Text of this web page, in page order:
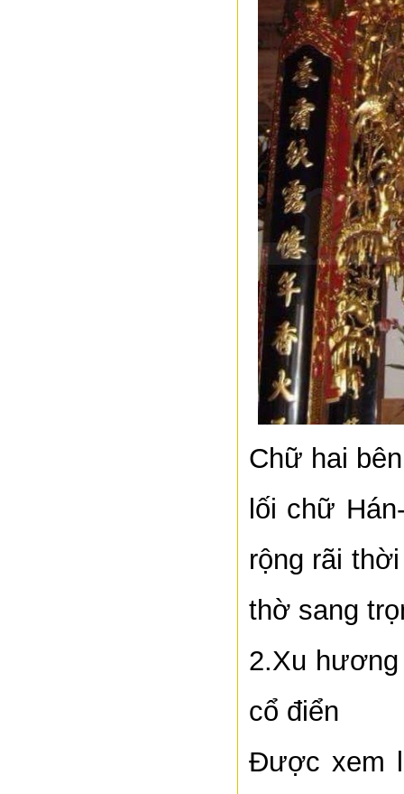
Chữ hai
lối chữ
rộng rãi
thờ sang
2.Xu
cổ điển
Được xem